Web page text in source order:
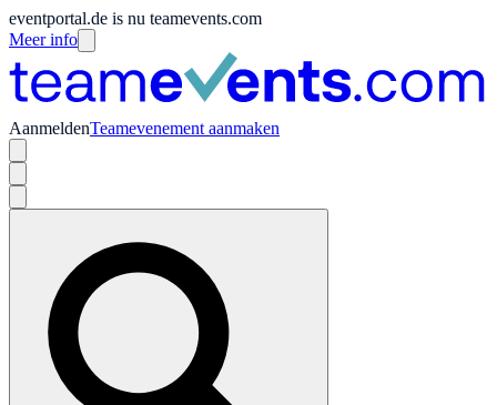
eventportal.de is nu teamevents.com
Meer info
AanmeldenTeamevenement aanmaken